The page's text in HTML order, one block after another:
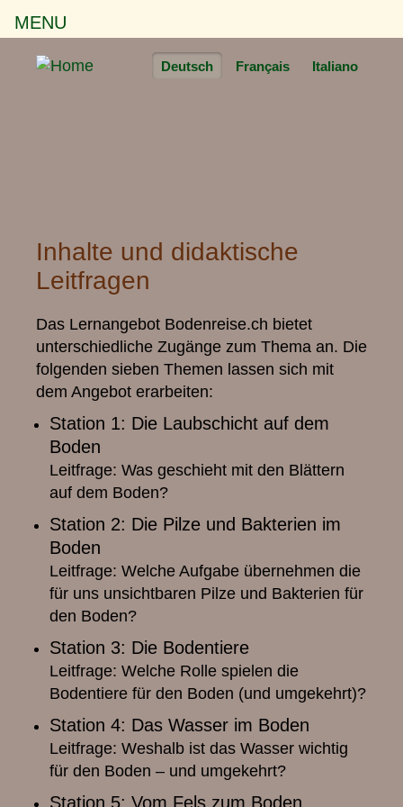
Deutsch Français Italiano
Inhalte und didaktische
Leitfragen
Das Lernangebot Bodenreise.ch bietet
unterschiedliche Zugänge zum Thema an. Die
folgenden sieben Themen lassen sich mit
dem Angebot erarbeiten:
Station 1: Die Laubschicht auf dem
Boden
Leitfrage: Was geschieht mit den Blättern
auf dem Boden?
Station 2: Die Pilze und Bakterien im
Boden
Leitfrage: Welche Aufgabe übernehmen die
für uns unsichtbaren Pilze und Bakterien für
den Boden?
Station 3: Die Bodentiere
Leitfrage: Welche Rolle spielen die
Bodentiere für den Boden (und umgekehrt)?
Station 4: Das Wasser im Boden
Leitfrage: Weshalb ist das Wasser wichtig
für den Boden – und umgekehrt?
Station 5: Vom Fels zum Boden
MENU